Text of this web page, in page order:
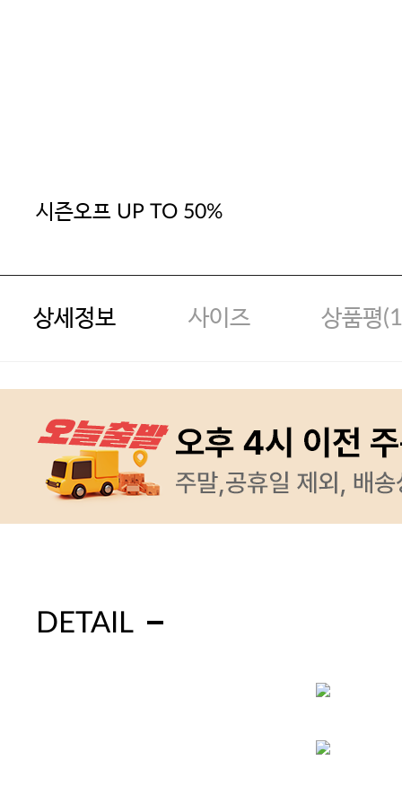
시즌오프 UP TO 50%
상세정보 사이즈 상품평(1
DETAIL